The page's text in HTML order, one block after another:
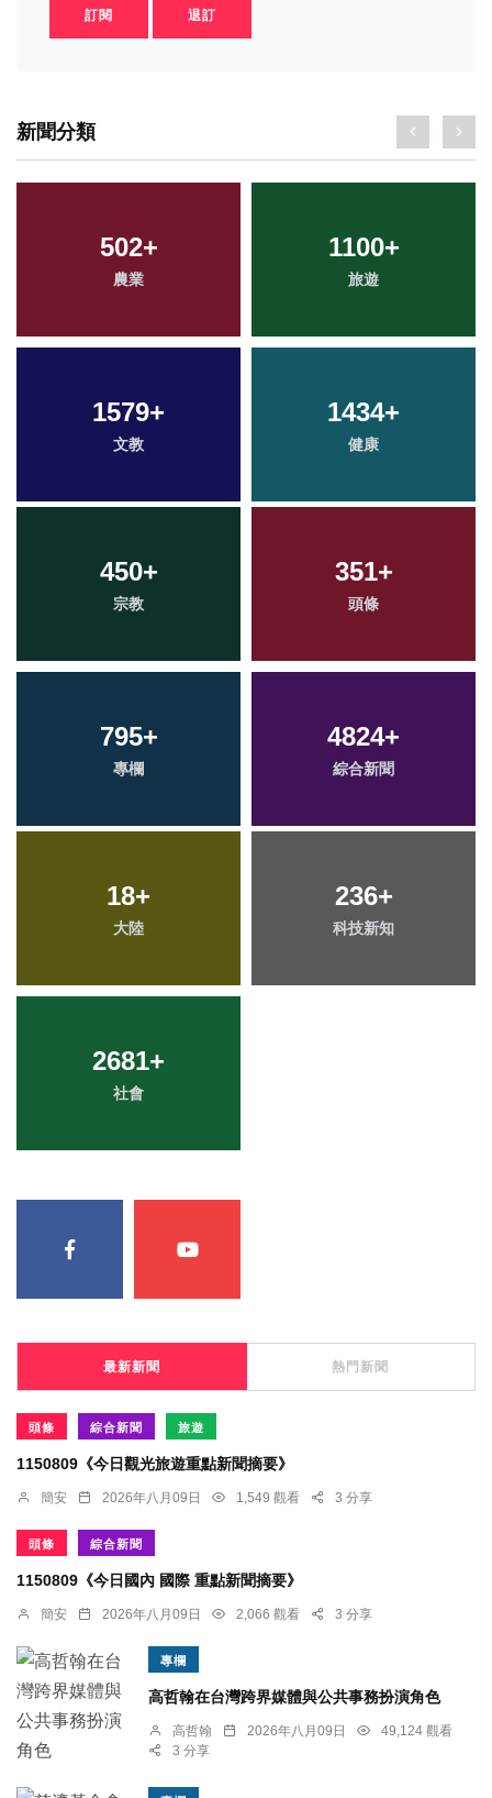
訂閱 退訂
新聞分類
502+
農業
1100+
旅遊
1579+
文教
1434+
健康
450+
宗教
351+
頭條
795+
專欄
4824+
綜合新聞
18+
大陸
236+
科技新知
2681+
社會
最新新聞 熱門新聞
頭條 綜合新聞 旅遊
1150809《今日觀光旅遊重點新聞摘要》
簡安 2026年八月09日 1,549 觀看 3 分享
頭條 綜合新聞
1150809《今日國內 國際 重點新聞摘要》
簡安 2026年八月09日 2,066 觀看 3 分享
專欄
高哲翰在台灣跨界媒體與公共事務扮演角色
高哲翰 2026年八月09日
49,124 觀看
3 分享